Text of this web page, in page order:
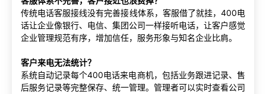
传统电话客服接线没有完善接线体系，客服借了就挂，400电
话让企业像银行、电信、集团公司一样接听电话，让客户感觉
企业管理规范有序，增加信任，服务形象与知名企业比肩。
客户来电无法统计？
系统自动记录每个400电话来电商机，包括业务跟进记录、售
后服务记录等完整保存、统一管理。管理者可以实时查看公司